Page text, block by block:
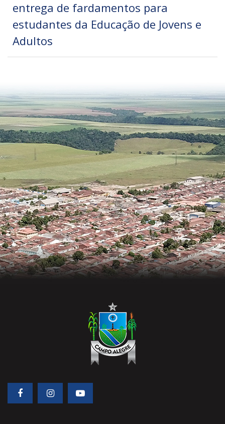
entrega de fardamentos para
estudantes da Educação de Jovens e
Adultos